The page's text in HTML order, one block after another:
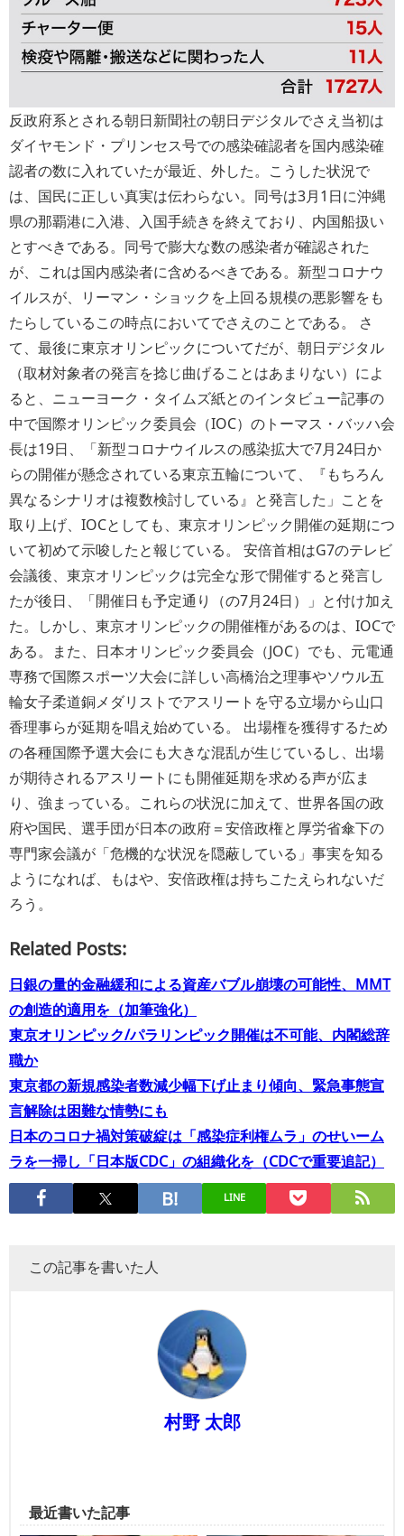
反政府系とされる朝日新聞社の朝日デジタルでさえ当初は
ダイヤモンド・プリンセス号での感染確認者を国内感染確
認者の数に入れていたが最近、外した。こうした状況で
は、国民に正しい真実は伝わらない。同号は3月1日に沖縄
県の那覇港に入港、入国手続きを終えており、内国船扱い
とすべきである。同号で膨大な数の感染者が確認された
が、これは国内感染者に含めるべきである。新型コロナウ
イルスが、リーマン・ショックを上回る規模の悪影響をも
たらしているこの時点においてでさえのことである。 さ
て、最後に東京オリンピックについてだが、朝日デジタル
（取材対象者の発言を捻じ曲げることはあまりない）によ
ると、ニューヨーク・タイムズ紙とのインタビュー記事の
中で国際オリンピック委員会（IOC）のトーマス・バッハ会
長は19日、「新型コロナウイルスの感染拡大で7月24日か
らの開催が懸念されている東京五輪について、『もちろん
異なるシナリオは複数検討している』と発言した」ことを
取り上げ、IOCとしても、東京オリンピック開催の延期につ
いて初めて示唆したと報じている。 安倍首相はG7のテレビ
会議後、東京オリンピックは完全な形で開催すると発言し
たが後日、「開催日も予定通り（の7月24日）」と付け加え
た。しかし、東京オリンピックの開催権があるのは、IOCで
ある。また、日本オリンピック委員会（JOC）でも、元電通
専務で国際スポーツ大会に詳しい高橋治之理事やソウル五
輪女子柔道銅メダリストでアスリートを守る立場から山口
香理事らが延期を唱え始めている。 出場権を獲得するため
の各種国際予選大会にも大きな混乱が生じているし、出場
が期待されるアスリートにも開催延期を求める声が広ま
り、強まっている。これらの状況に加えて、世界各国の政
府や国民、選手団が日本の政府＝安倍政権と厚労省傘下の
専門家会議が「危機的な状況を隠蔽している」事実を知る
ようになれば、もはや、安倍政権は持ちこたえられないだ
ろう。
Related Posts:
日銀の量的金融緩和による資産バブル崩壊の可能性、MMT
の創造的適用を（加筆強化）
東京オリンピック/パラリンピック開催は不可能、内閣総辞
職か
東京都の新規感染者数減少幅下げ止まり傾向、緊急事態宣
言解除は困難な情勢にも
日本のコロナ禍対策破綻は「感染症利権ムラ」のせいーム
ラを一掃し「日本版CDC」の組織化を（CDCで重要追記）
LINE
この記事を書いた人
村野 太郎
最近書いた記事